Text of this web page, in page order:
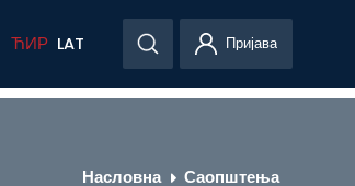
ЋИР LAT Пријава
Насловна Саопштења